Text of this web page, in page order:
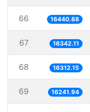
66 16440.88
67 16342.11
68 16312.15
69 16241.94